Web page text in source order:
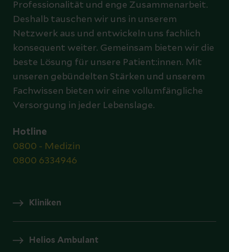
Professionalität und enge Zusammenarbeit.
Deshalb tauschen wir uns in unserem
Netzwerk aus und entwickeln uns fachlich
konsequent weiter. Gemeinsam bieten wir die
beste Lösung für unsere Patient:innen. Mit
unseren gebündelten Stärken und unserem
Fachwissen bieten wir eine vollumfängliche
Versorgung in jeder Lebenslage.
Hotline
0800 - Medizin
0800 6334946
Kliniken
Helios Ambulant